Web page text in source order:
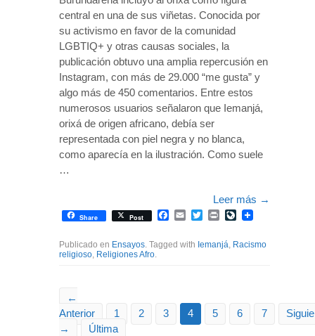
central en una de sus viñetas. Conocida por
su activismo en favor de la comunidad
LGBTIQ+ y otras causas sociales, la
publicación obtuvo una amplia repercusión en
Instagram, con más de 29.000 “me gusta” y
algo más de 450 comentarios. Entre estos
numerosos usuarios señalaron que Iemanjá,
orixá de origen africano, debía ser
representada con piel negra y no blanca,
como aparecía en la ilustración. Como suele
…
Leer más →
Share Post Facebook
EmailTwitterPrintLiveJournal
Publicado en Ensayos. Tagged with Iemanjá, Racismo
religioso, Religiones Afro.
←
Anterior
1 2 3 4 5 6 7
→
Última